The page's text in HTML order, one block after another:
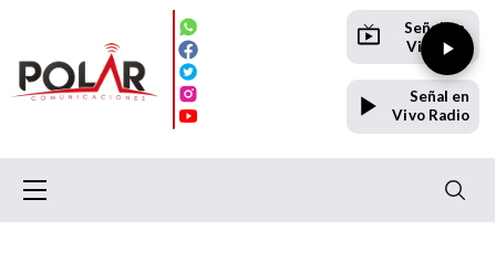
Señal en
Vivo TV
Señal en
Vivo Radio